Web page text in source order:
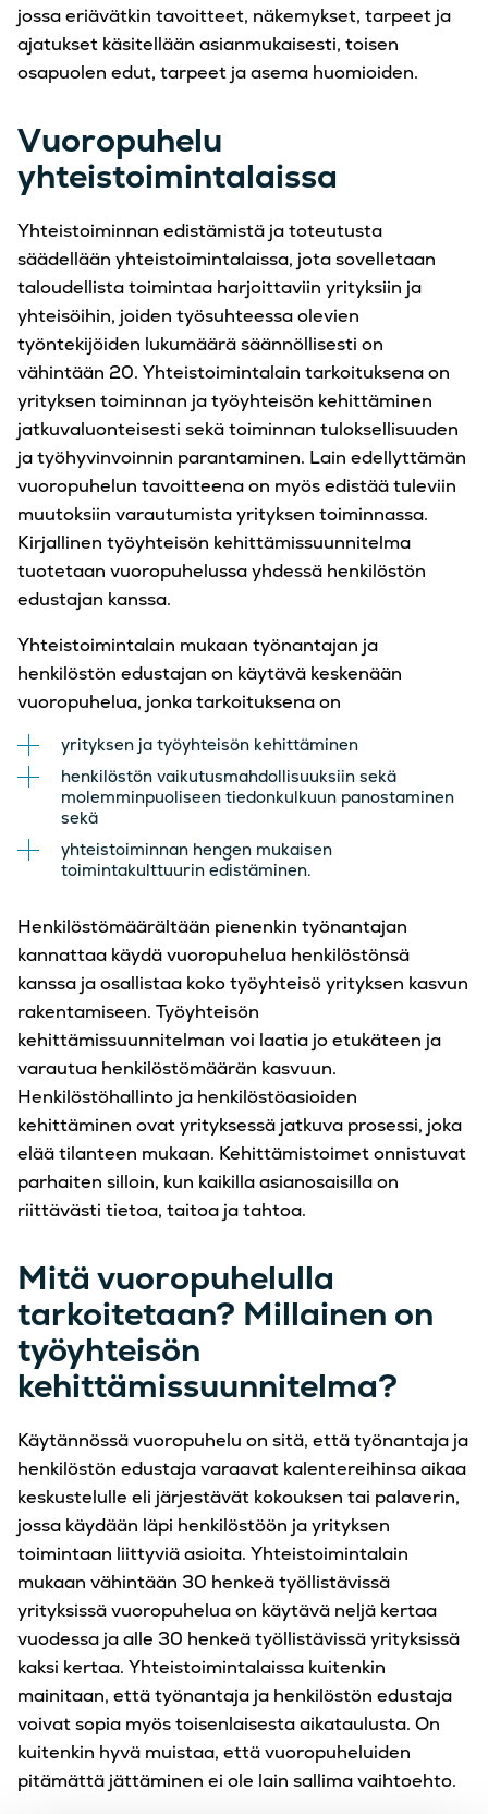
jossa eriävätkin tavoitteet, näkemykset, tarpeet ja
ajatukset käsitellään asianmukaisesti, toisen
osapuolen edut, tarpeet ja asema huomioiden.
Vuoropuhelu
yhteistoimintalaissa
Yhteistoiminnan edistämistä ja toteutusta
säädellään yhteistoimintalaissa, jota sovelletaan
taloudellista toimintaa harjoittaviin yrityksiin ja
yhteisöihin, joiden työsuhteessa olevien
työntekijöiden lukumäärä säännöllisesti on
vähintään 20. Yhteistoimintalain tarkoituksena on
yrityksen toiminnan ja työyhteisön kehittäminen
jatkuvaluonteisesti sekä toiminnan tuloksellisuuden
ja työhyvinvoinnin parantaminen. Lain edellyttämän
vuoropuhelun tavoitteena on myös edistää tuleviin
muutoksiin varautumista yrityksen toiminnassa.
Kirjallinen työyhteisön kehittämissuunnitelma
tuotetaan vuoropuhelussa yhdessä henkilöstön
edustajan kanssa.
Yhteistoimintalain mukaan työnantajan ja
henkilöstön edustajan on käytävä keskenään
vuoropuhelua, jonka tarkoituksena on
yrityksen ja työyhteisön kehittäminen
henkilöstön vaikutusmahdollisuuksiin sekä
molemminpuoliseen tiedonkulkuun panostaminen
sekä
yhteistoiminnan hengen mukaisen
toimintakulttuurin edistäminen.
Henkilöstömäärältään pienenkin työnantajan
kannattaa käydä vuoropuhelua henkilöstönsä
kanssa ja osallistaa koko työyhteisö yrityksen kasvun
rakentamiseen. Työyhteisön
kehittämissuunnitelman voi laatia jo etukäteen ja
varautua henkilöstömäärän kasvuun.
Henkilöstöhallinto ja henkilöstöasioiden
kehittäminen ovat yrityksessä jatkuva prosessi, joka
elää tilanteen mukaan. Kehittämistoimet onnistuvat
parhaiten silloin, kun kaikilla asianosaisilla on
riittävästi tietoa, taitoa ja tahtoa.
Mitä vuoropuhelulla
tarkoitetaan? Millainen on
työyhteisön
kehittämissuunnitelma?
Käytännössä vuoropuhelu on sitä, että työnantaja ja
henkilöstön edustaja varaavat kalentereihinsa aikaa
keskustelulle eli järjestävät kokouksen tai palaverin,
jossa käydään läpi henkilöstöön ja yrityksen
toimintaan liittyviä asioita. Yhteistoimintalain
mukaan vähintään 30 henkeä työllistävissä
yrityksissä vuoropuhelua on käytävä neljä kertaa
vuodessa ja alle 30 henkeä työllistävissä yrityksissä
kaksi kertaa. Yhteistoimintalaissa kuitenkin
mainitaan, että työnantaja ja henkilöstön edustaja
voivat sopia myös toisenlaisesta aikataulusta. On
kuitenkin hyvä muistaa, että vuoropuheluiden
pitämättä jättäminen ei ole lain sallima vaihtoehto.